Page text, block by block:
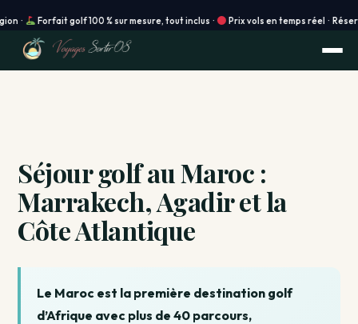
golf 100 % sur mesure, tout inclus · Prix vols en temps réel · Réservation
Séjour golf au Maroc :
Marrakech, Agadir et la
Côte Atlantique
Le Maroc est la première destination golf
d’Afrique avec plus de 40 parcours,